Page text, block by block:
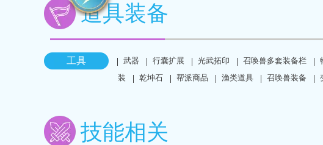
道具装备
工具 武器 行囊扩展 光武拓印 召唤兽多套装备栏
装
乾坤石 帮派商品 渔类道具 召唤兽装备
技能相关